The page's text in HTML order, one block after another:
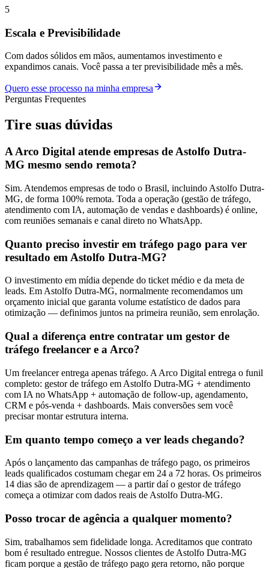
5
Escala e Previsibilidade
Com dados sólidos em mãos, aumentamos investimento e
expandimos canais. Você passa a ter previsibilidade mês a mês.
Quero esse processo na minha empresa
Perguntas Frequentes
Tire suas dúvidas
A Arco Digital atende empresas de Astolfo Dutra-
MG mesmo sendo remota?
Sim. Atendemos empresas de todo o Brasil, incluindo Astolfo Dutra-
MG, de forma 100% remota. Toda a operação (gestão de tráfego,
atendimento com IA, automação de vendas e dashboards) é online,
com reuniões semanais e canal direto no WhatsApp.
Quanto preciso investir em tráfego pago para ver
resultado em Astolfo Dutra-MG?
O investimento em mídia depende do ticket médio e da meta de
leads. Em Astolfo Dutra-MG, normalmente recomendamos um
orçamento inicial que garanta volume estatístico de dados para
otimização — definimos juntos na primeira reunião, sem enrolação.
Qual a diferença entre contratar um gestor de
tráfego freelancer e a Arco?
Um freelancer entrega apenas tráfego. A Arco Digital entrega o funil
completo: gestor de tráfego em Astolfo Dutra-MG + atendimento
com IA no WhatsApp + automação de follow-up, agendamento,
CRM e pós-venda + dashboards. Mais conversões sem você
precisar montar estrutura interna.
Em quanto tempo começo a ver leads chegando?
Após o lançamento das campanhas de tráfego pago, os primeiros
leads qualificados costumam chegar em 24 a 72 horas. Os primeiros
14 dias são de aprendizagem — a partir daí o gestor de tráfego
começa a otimizar com dados reais de Astolfo Dutra-MG.
Posso trocar de agência a qualquer momento?
Sim, trabalhamos sem fidelidade longa. Acreditamos que contrato
bom é resultado entregue. Nossos clientes de Astolfo Dutra-MG
ficam porque a gestão de tráfego pago gera retorno, não porque